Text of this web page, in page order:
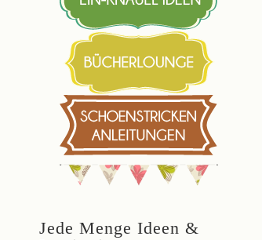
Jede Menge Ideen &